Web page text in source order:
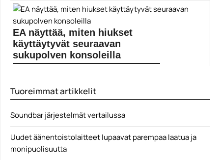
ärsyttävällä tavalla ranskaksi korostava Merovingian, ja
tämä hahmo oli myös naimisissa Monica Belluccin
esittämän... ]]> Lue koko artikkeli:
https://www.gamereactor.fi/uutiset/718673/The+Matrix+.
..
Yleinen
EA näyttää, miten hiukset
käyttäytyvät seuraavan
sukupolven konsoleilla
konetehojen kasvaessa. Sama pätee toki DICE-studion
guruihin,... Lue koko artikkeli:
Yleinen
Tuoreimmat artikkelit
Soundbar järjestelmät vertailussa
Uudet äänentoistolaitteet lupaavat parempaa laatua ja
monipuolisuutta